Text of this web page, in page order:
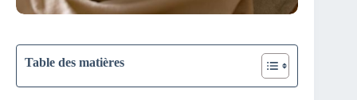
Table des matières